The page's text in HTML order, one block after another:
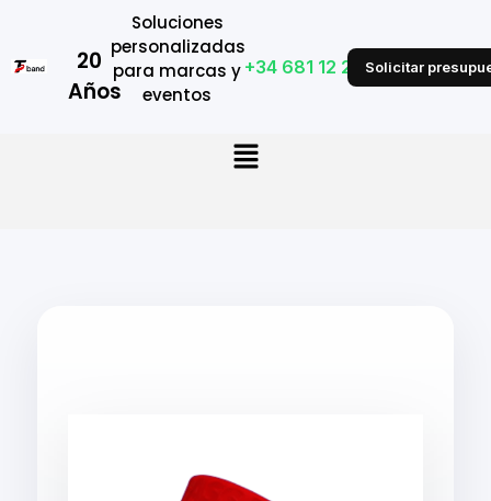
20
Años
Soluciones
personalizadas
para marcas y
eventos
+34 681 12 28 53Solicitar